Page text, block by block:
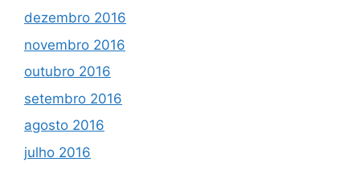
dezembro 2016
novembro 2016
outubro 2016
setembro 2016
agosto 2016
julho 2016